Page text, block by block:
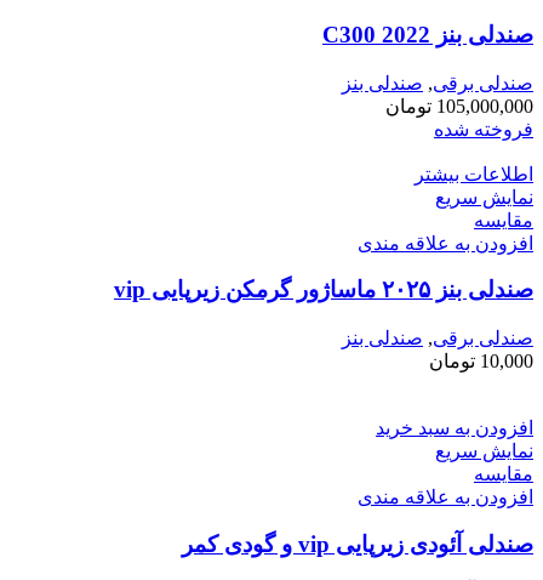
صندلی بنز C300 2022
صندلی برقی, صندلی بنز
105,000,000 تومان
فروخته شده
اطلاعات بیشتر
نمایش سریع
مقايسه
افزودن به علاقه مندی
صندلی بنز ۲۰۲۵ ماساژور گرمکن زیرپایی vip
صندلی برقی, صندلی بنز
10,000 تومان
افزودن به سبد خرید
نمایش سریع
مقايسه
افزودن به علاقه مندی
صندلی آئودی زیرپایی vip و گودی کمر